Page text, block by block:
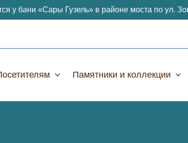
у бани «Сары Гузель» в районе моста по ул.
Памятники и коллекции